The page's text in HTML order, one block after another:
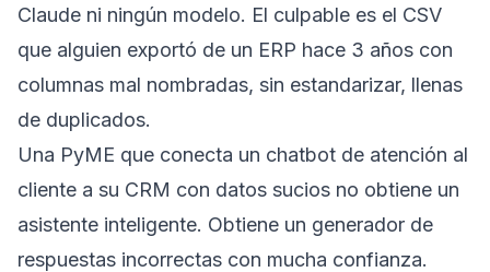
Claude ni ningún modelo. El culpable es el CSV
que alguien exportó de un ERP hace 3 años con
columnas mal nombradas, sin estandarizar, llenas
de duplicados.
Una PyME que conecta un chatbot de atención al
cliente a su CRM con datos sucios no obtiene un
asistente inteligente. Obtiene un generador de
respuestas incorrectas con mucha confianza.